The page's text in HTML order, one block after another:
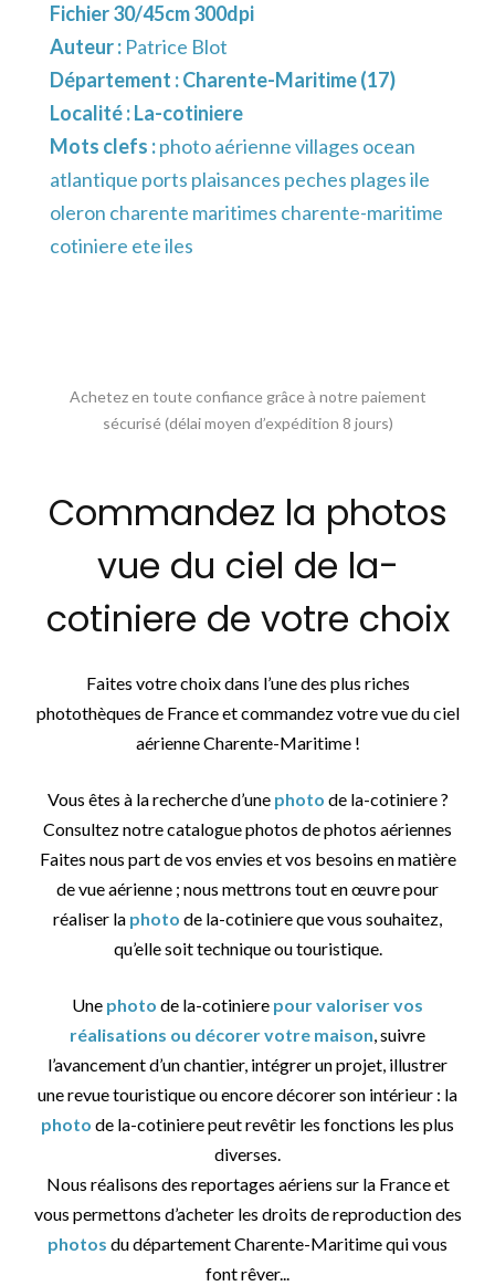
Fichier 30/45cm 300dpi
Auteur : Patrice Blot
Département :Charente-Maritime (17)
Localité :La-cotiniere
Mots clefs :photo aérienne villages ocean
atlantique ports plaisances peches plages ile
oleron charente maritimes charente-maritime
cotiniere ete iles
Achetez en toute confiance grâce à notre paiement
sécurisé (délai moyen d’expédition 8 jours)
Commandez la photos
vue du ciel de la-
cotiniere de votre choix
Faites votre choix dans l’une des plus riches
photothèques de France et commandez votre vue du ciel
aérienne Charente-Maritime !
Vous êtes à la recherche d’une photo de la-cotiniere ?
Consultez notre catalogue photos de photos aériennes
Faites nous part de vos envies et vos besoins en matière
de vue aérienne ; nous mettrons tout en œuvre pour
réaliser la photo de la-cotiniere que vous souhaitez,
qu’elle soit technique ou touristique.
Une photo de la-cotiniere pour valoriser vos
réalisations ou décorer votre maison, suivre
l’avancement d’un chantier, intégrer un projet, illustrer
une revue touristique ou encore décorer son intérieur : la
photo de la-cotiniere peut revêtir les fonctions les plus
diverses.
Nous réalisons des reportages aériens sur la France et
vous permettons d’acheter les droits de reproduction des
photos du département Charente-Maritime qui vous
font rêver...